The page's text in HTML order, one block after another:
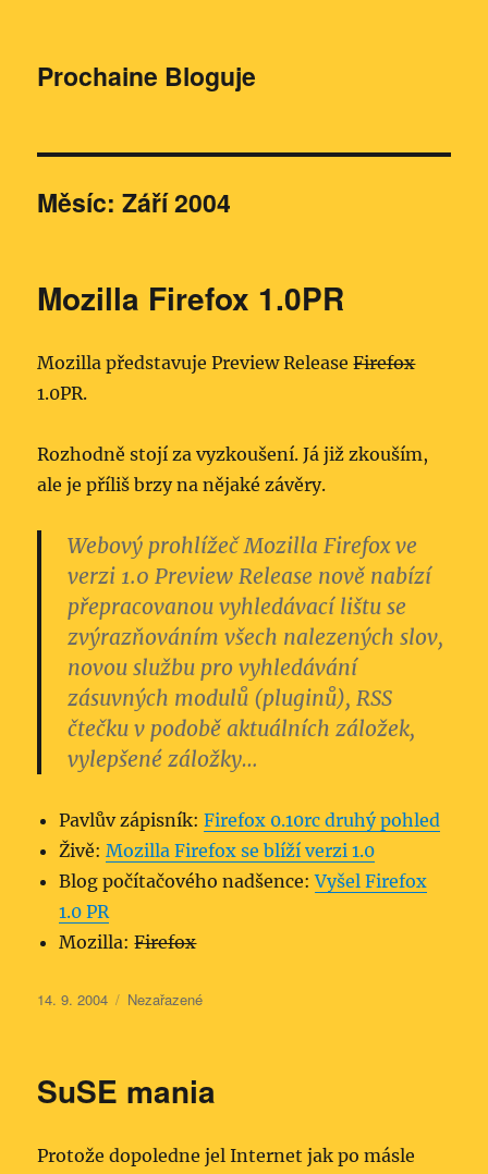
Prochaine Bloguje
Měsíc:Září 2004
Mozilla Firefox 1.0PR
Mozilla představuje Preview ReleaseFirefox
1.0PR.
Rozhodně stojí za vyzkoušení. Já již zkouším,
ale je příliš brzy na nějaké závěry.
Webový prohlížeč Mozilla Firefox ve
verzi 1.0 Preview Release nově nabízí
přepracovanou vyhledávací lištu se
zvýrazňováním všech nalezených slov,
novou službu pro vyhledávání
zásuvných modulů (pluginů), RSS
čtečku v podobě aktuálních záložek,
vylepšené záložky…
Pavlův zápisník:Firefox 0.10rc druhý pohled
Živě:Mozilla Firefox se blíží verzi 1.0
Blog počítačového nadšence:Vyšel Firefox
1.0 PR
Mozilla:Firefox
Publikováno:
14. 9. 2004 Rubriky:
Nezařazené
SuSE mania
Protože dopoledne jel Internet jak po másle